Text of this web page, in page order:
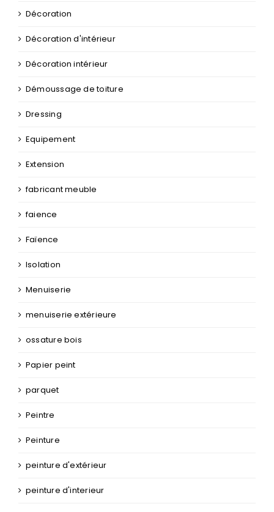
Décoration
Décoration d'intérieur
Décoration intérieur
Démoussage de toiture
Dressing
Equipement
Extension
fabricant meuble
faience
Faïence
Isolation
Menuiserie
menuiserie extérieure
ossature bois
Papier peint
parquet
Peintre
Peinture
peinture d'extérieur
peinture d'interieur